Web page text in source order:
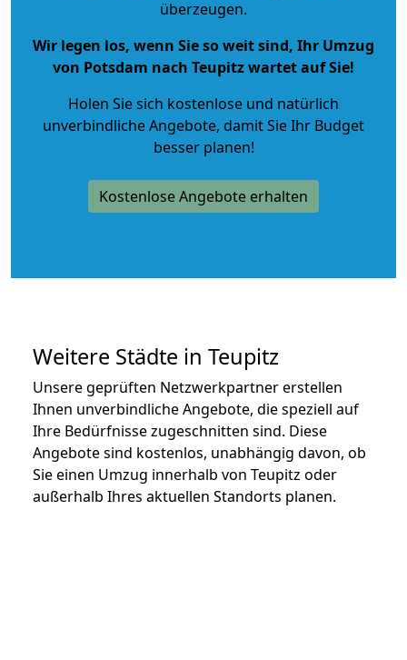
überzeugen.
Wir legen los, wenn Sie so weit sind, Ihr Umzug
von Potsdam nach Teupitz wartet auf Sie!
Holen Sie sich kostenlose und natürlich
unverbindliche Angebote, damit Sie Ihr Budget
besser planen!
Kostenlose Angebote erhalten
Weitere Städte in Teupitz
Unsere geprüften Netzwerkpartner erstellen
Ihnen unverbindliche Angebote, die speziell auf
Ihre Bedürfnisse zugeschnitten sind. Diese
Angebote sind kostenlos, unabhängig davon, ob
Sie einen Umzug innerhalb von Teupitz oder
außerhalb Ihres aktuellen Standorts planen.